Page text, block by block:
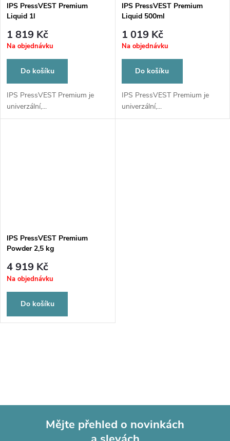
IPS PressVEST Premium
Liquid 1l
1 819 Kč
Na objednávku
Do košíku
IPS PressVEST Premium je
univerzální,...
IPS PressVEST Premium
Liquid 500ml
1 019 Kč
Na objednávku
Do košíku
IPS PressVEST Premium je
univerzální,...
IPS PressVEST Premium
Powder 2,5 kg
4 919 Kč
Na objednávku
Do košíku
Mějte přehled o novinkách